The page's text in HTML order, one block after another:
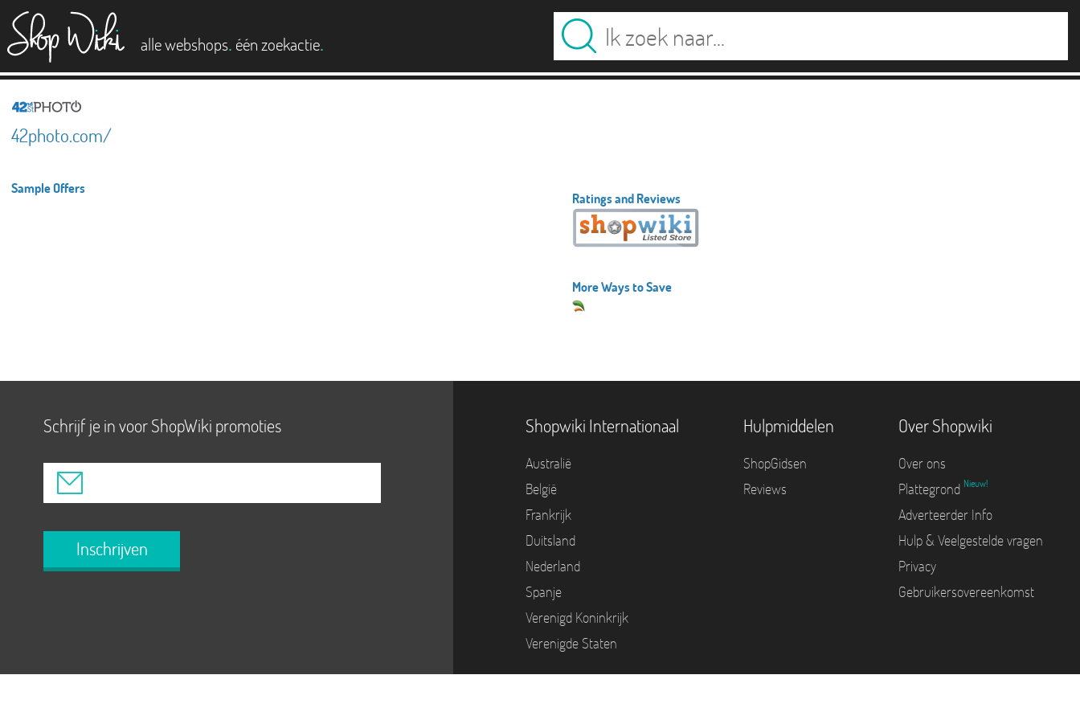
alle webshops. één zoekactie.
42photo.com/
Sample Offers
Ratings and Reviews
More Ways to Save
Schrijf je in voor ShopWiki promoties
Inschrijven
Shopwiki Internationaal
Australië
België
Frankrijk
Duitsland
Nederland
Spanje
Verenigd Koninkrijk
Verenigde Staten
Hulpmiddelen
ShopGidsen
Reviews
Over Shopwiki
Over ons
Plattegrond Nieuw!
Adverteerder Info
Hulp & Veelgestelde vragen
Privacy
Gebruikersovereenkomst